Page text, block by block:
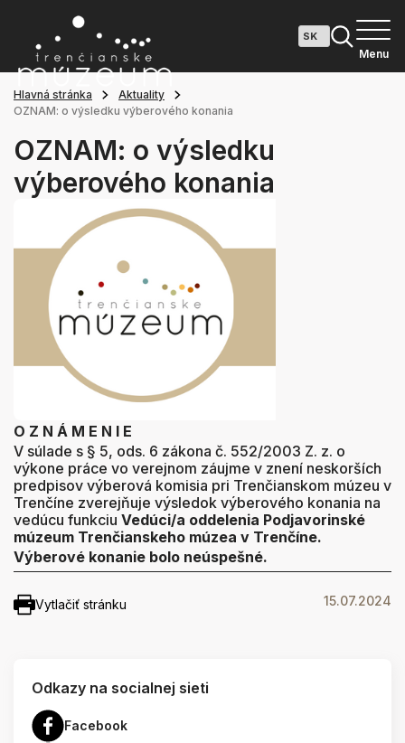
Menu
Hlavná stránka
Aktuality
OZNAM: o výsledku výberového konania
OZNAM: o výsledku
výberového konania
O Z N Á M E N I E
V súlade s § 5, ods. 6 zákona č. 552/2003 Z. z. o
výkone práce vo verejnom záujme v znení neskorších
predpisov výberová komisia pri Trenčianskom múzeu v
Trenčíne zverejňuje výsledok výberového konania na
vedúcu funkciu Vedúci/a oddelenia Podjavorinské
múzeum Trenčianskeho múzea v Trenčíne.
Výberové konanie bolo neúspešné.
Vytlačiť stránku 15.07.2024
Odkazy na socialnej sieti
Facebook